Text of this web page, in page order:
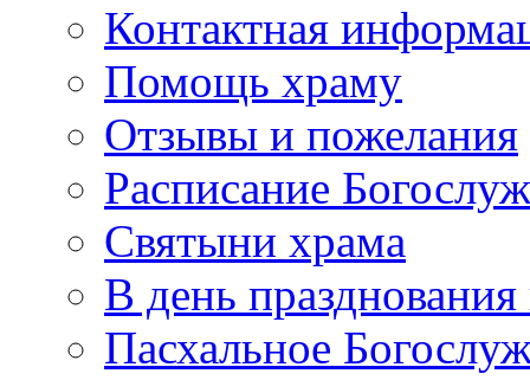
Контактная
Помощь храму
Отзывы и пожелания
Расписание
Святыни храма
В день
Пасхальное